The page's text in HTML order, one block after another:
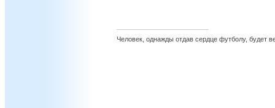
Человек, однажды отдав сердце футболу, будет